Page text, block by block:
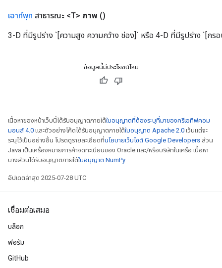
เอาท์พุท สาธารณะ <T> ภาพ ()
3-D ที่มีรูปร่าง `[ความสูง ความกว้าง ช่อง]` หรือ 4-D ที่มีรูปร่าง `[กร
ข้อมูลนี้มีประโยชน์ไหม
เนื้อหาของหน้าเว็บนี้ได้รับอนุญาตภายใต้ใบอนุญาตที่ต้องระบุที่มาของครีเอทีฟคอม
มอนส์ 4.0 และตัวอย่างโค้ดได้รับอนุญาตภายใต้ใบอนุญาต Apache 2.0 เว้นแต่จะ
ระบุไว้เป็นอย่างอื่น โปรดดูรายละเอียดที่นโยบายเว็บไซต์ Google Developers ส่วน
Java เป็นเครื่องหมายการค้าจดทะเบียนของ Oracle และ/หรือบริษัทในเครือ เนื้อหา
บางส่วนได้รับอนุญาตภายใต้ใบอนุญาต NumPy
อัปเดตล่าสุด 2025-07-28 UTC
เชื่อมต่อเสมอ
บล็อก
ฟอรัม
GitHub